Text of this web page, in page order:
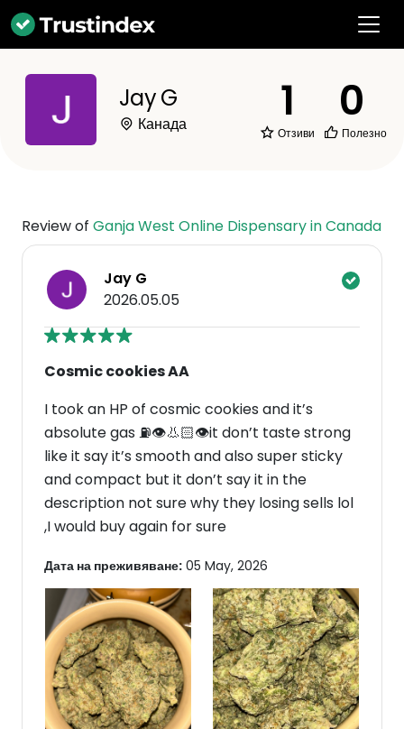
Jay G
Канада 1
Отзиви
0
Полезно
Review of Ganja West Online Dispensary in Canada
Jay G
2026.05.05
Cosmic cookies AA
I took an HP of cosmic cookies and it’s
absolute gas ⛽️👁️👃🏻👁️it don’t taste strong
like it say it’s smooth and also super sticky
and compact but it don’t say it in the
description not sure why they losing sells lol
,I would buy again for sure
Дата на преживяване: 05 May, 2026